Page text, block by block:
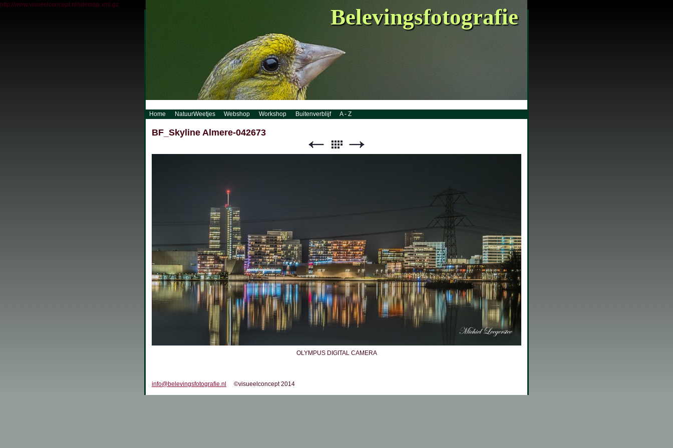
http://www.visueelconcept.nl/sitemap.xml.gz Belevingsfotografie
Home NatuurWeetjes Webshop Workshop Buitenverblijf A - Z
BF_Skyline Almere-042673
OLYMPUS DIGITAL CAMERA
info@belevingsfotografie.nl ©visueelconcept 2014